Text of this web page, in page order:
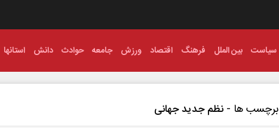
سیاست بین الملل فرهنگ اقتصاد ورزش جامعه حوادث دانش استانها
برچسب ها - نظم جدید جهانی